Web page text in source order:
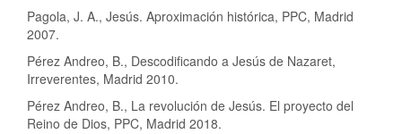
Pagola, J. A., Jesús. Aproximación histórica, PPC, Madrid
2007.
Pérez Andreo, B., Descodificando a Jesús de Nazaret,
Irreverentes, Madrid 2010.
Pérez Andreo, B., La revolución de Jesús. El proyecto del
Reino de Dios, PPC, Madrid 2018.